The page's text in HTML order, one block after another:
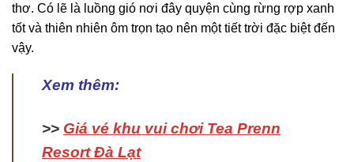
thơ. Có lẽ là luồng gió nơi đây quyện cùng rừng rợp xanh
tốt và thiên nhiên ôm trọn tạo nên một tiết trời đặc biệt đến
vậy.
Xem thêm:
>> Giá vé khu vui chơi Tea Prenn
Resort Đà Lạt